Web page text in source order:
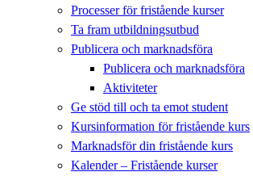
Processer för fristående kurser
Ta fram utbildningsutbud
Publicera och marknadsföra
Publicera och marknadsföra
Aktiviteter
Ge stöd till och ta emot student
Kursinformation för fristående kurs
Marknadsför din fristående kurs
Kalender – Fristående kurser